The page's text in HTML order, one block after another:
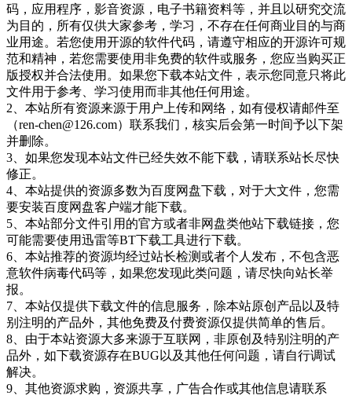
码，应用程序，影音资源，电子书籍资料等，并且以研究交流
为目的，所有仅供大家参考，学习，不存在任何商业目的与商
业用途。若您使用开源的软件代码，请遵守相应的开源许可规
范和精神，若您需要使用非免费的软件或服务，您应当购买正
版授权并合法使用。如果您下载本站文件，表示您同意只将此
文件用于参考、学习使用而非其他任何用途。
2、本站所有资源来源于用户上传和网络，如有侵权请邮件至
（ren-chen@126.com）联系我们，核实后会第一时间予以下架
并删除。
3、如果您发现本站文件已经失效不能下载，请联系站长尽快
修正。
4、本站提供的资源多数为百度网盘下载，对于大文件，您需
要安装百度网盘客户端才能下载。
5、本站部分文件引用的官方或者非网盘类他站下载链接，您
可能需要使用迅雷等BT下载工具进行下载。
6、本站推荐的资源均经过站长检测或者个人发布，不包含恶
意软件病毒代码等，如果您发现此类问题，请尽快向站长举
报。
7、本站仅提供下载文件的信息服务，除本站原创产品以及特
别注明的产品外，其他免费及付费资源仅提供简单的售后。
8、由于本站资源大多来源于互联网，非原创及特别注明的产
品外，如下载资源存在BUG以及其他任何问题，请自行调试
解决。
9、其他资源求购，资源共享，广告合作或其他信息请联系